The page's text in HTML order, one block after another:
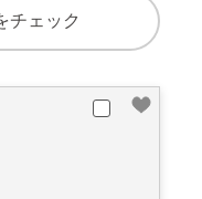
チェック